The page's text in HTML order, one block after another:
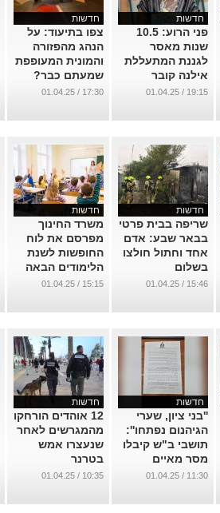
חדשות
פני הרוע: 10.5
שנות מאסר
לגננת המתעללת
אילנה קובר
...
19:15 / 01.04.25
חדשות
צפו בתיעוד: על
הנהג מהפזורה
והמונית המעופפת
שמעתם כבר?
(וידאו)
17:30 / 01.04.25
חדשות
שריפה בבית פרטי
בבאר שבע: אדם
אחד וחתול חולצו
בשלום
...
15:46 / 01.04.25
חדשות
משרד החינוך
מפרסם את לוח
החופשות לשנת
הלימודים הבאה
...
15:15 / 01.04.25
חדשות
''בני ציון, שערי
הגיהנום נפתחו'':
תושבי ב"ש קיבלו
מסר מאיים
במכונת הפקס
...
11:30 / 01.04.25
חדשות
12 אוהדים הורחקו
מהמגרשים לאחר
שנעצרו אמש
בטרנר
...
10:35 / 01.04.25